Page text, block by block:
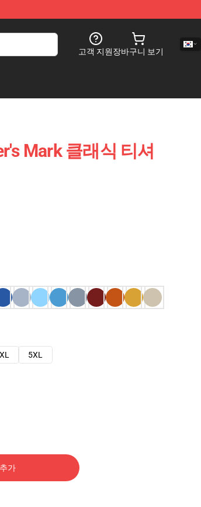
고객 지원장바구니 보기
Mark 클래식 티셔
5XL
가